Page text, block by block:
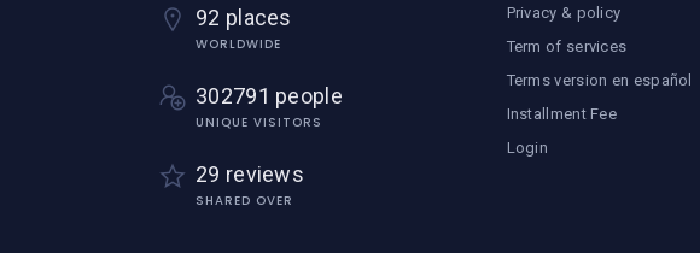
92 places
WORLDWIDE
302791 people
UNIQUE VISITORS
29 reviews
SHARED OVER
Privacy & policy
Term of services
Terms version en español
Installment Fee
Login